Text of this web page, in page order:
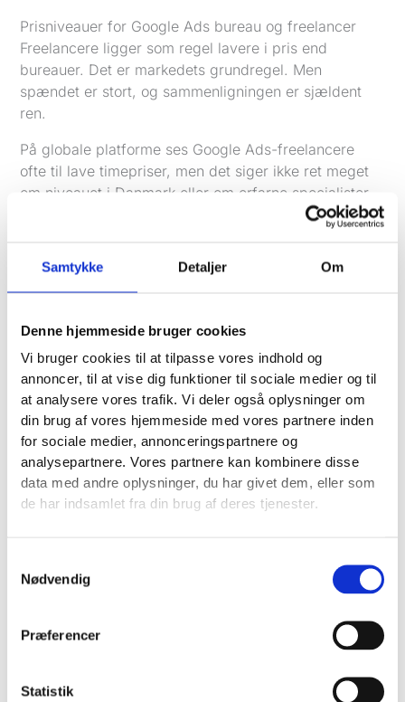
Samtykke Detaljer Om
Denne hjemmeside bruger cookies
Vi bruger cookies til at tilpasse vores indhold og
annoncer, til at vise dig funktioner til sociale medier og til
at analysere vores trafik. Vi deler også oplysninger om
din brug af vores hjemmeside med vores partnere inden
for sociale medier, annonceringspartnere og
analysepartnere. Vores partnere kan kombinere disse
data med andre oplysninger, du har givet dem, eller som
de har indsamlet fra din brug af deres tjenester.
Nødvendig
Præferencer
Statistik
Prisniveauer for Google Ads bureau og freelancer
Freelancere ligger som regel lavere i pris end
bureauer. Det er markedets grundregel. Men
spændet er stort, og sammenligningen er sjældent
ren.
På globale platforme ses Google Ads-freelancere
ofte til lave timepriser, men det siger ikke ret meget
om niveauet i Danmark eller om erfarne specialister
med nicheviden. De bedste freelancere tager ofte
de kan skabe bedre resultater og kræver mindre
procent af annonceforbrug eller en kombination med
opstartsgebyr. Det kan være fornuftigt, men det gør
også tilbud sværere at sammenligne, fordi to
leverandører sjældent regner på samme måde.
Billigst Google Ads-hjælp er ikke altid billigst
Det mest oversete punkt i hele diskussionen er
fejlomkostning. Hvis en billig løsning giver dårlig
tracking, svage leads eller passiv drift, bliver den
Det gælder især i brancher med dyrt klikprisniveau,
forskellen mellem to honorarer.
en lav pris er ikke i sig selv et købskriterium.